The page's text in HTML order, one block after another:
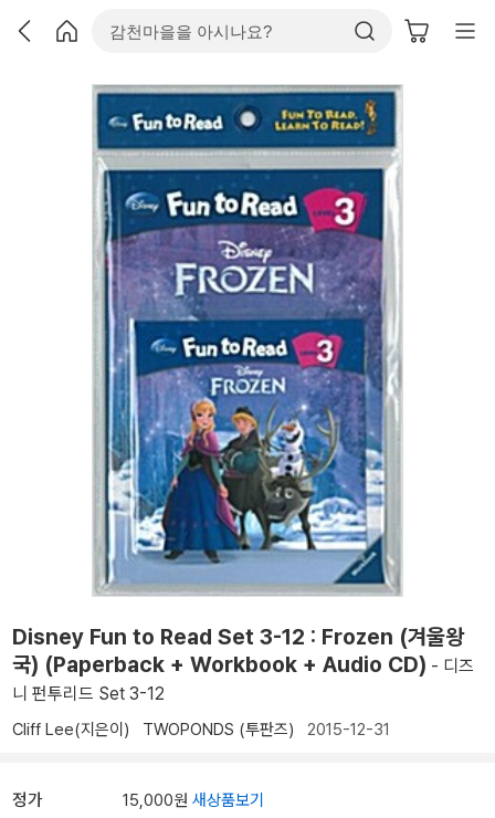
Disney Fun to Read Set 3-12 : Frozen (겨울왕
국) (Paperback + Workbook + Audio CD) - 디즈
니 펀투리드 Set 3-12
Cliff Lee(지은이) TWOPONDS (투판즈) 2015-12-31
정가 15,000원 새상품보기